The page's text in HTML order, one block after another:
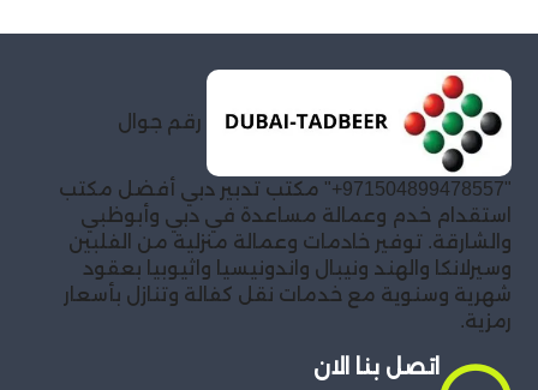
رقم جوال
"971504899478557+" مكتب تدبير دبي أفضل مكتب
استقدام خدم وعمالة مساعدة في دبي وأبوظبي
والشارقة. توفير خادمات وعمالة منزلية من الفلبين
وسيرلانكا والهند ونيبال واندونيسيا واثيوبيا بعقود
شهرية وسنوية مع خدمات نقل كفالة وتنازل بأسعار
رمزية.
اتصل بنا الان